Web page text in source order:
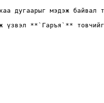
дугаарыг мэдэж байвал